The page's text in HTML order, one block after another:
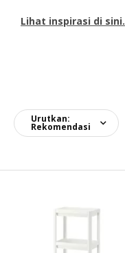
Lihat inspirasi di sini.
Urutkan:
Rekomendasi